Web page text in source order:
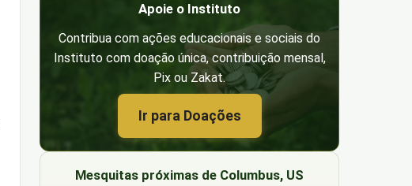
Apoie o Instituto
Contribua com ações educacionais e sociais do
Instituto com doação única, contribuição mensal,
Pix ou Zakat.
Ir para Doações
Mesquitas próximas de Columbus, US